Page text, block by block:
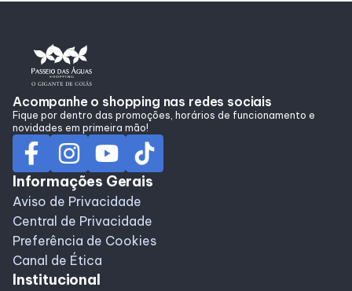
Alimentação
Programa de Benefícios
Acompanhe o shopping nas redes sociais
Fique por dentro das promoções, horários de funcionamento e
novidades em primeira mão!
Informações Gerais
Aviso de Privacidade
Central de Privacidade
Preferência de Cookies
Canal de Ética
Institucional